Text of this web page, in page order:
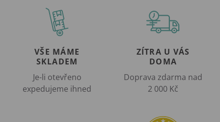
VŠE MÁME
SKLADEM
Je-li otevřeno
expedujeme ihned
ZÍTRA U VÁS
DOMA
Doprava zdarma nad
2 000 Kč